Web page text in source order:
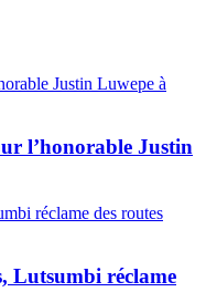
l’honorable Justin
Lutsumbi réclame